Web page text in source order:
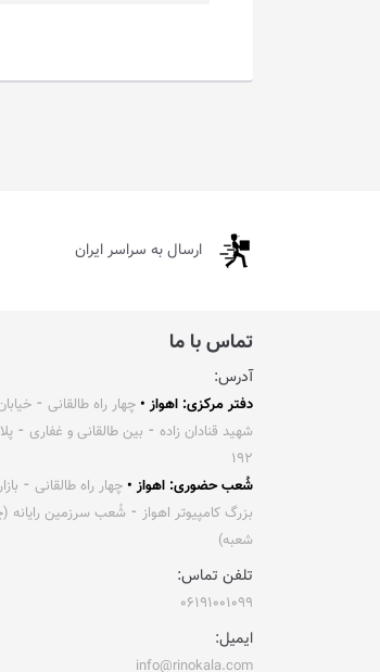
ارسال به سراسر ایران
تماس با ما
آدرس:
دفتر مرکزی: اهواز • چهار راه طالقانی ⁃
شهید قنادان زاده ⁃ بین طالقانی و غفاری ⁃
۱۹۲
شُعب حضوری: اهواز • چهار راه طالقانی ⁃
بزرگ کامپیوتر اهواز ⁃ شُعب سرزمین رایانه
شعبه)
تلفن تماس:
۰۶۱۹۱۰۰۱۰۹۹
ایمیل:
info@rinokala.com